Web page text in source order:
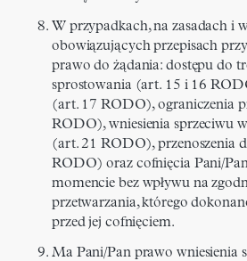
W przypadkach, na zasadach i
obowiązujących przepisach
prawo do żądania: dostępu do
sprostowania (art. 15 i 16
(art. 17 RODO), ograniczenia
RODO), wniesienia sprzeciwu
(art. 21 RODO), przenoszenia
RODO) oraz cofnięcia Pani/
momencie bez wpływu na
przetwarzania, którego
przed jej cofnięciem.
Ma Pani/Pan prawo wniesienia